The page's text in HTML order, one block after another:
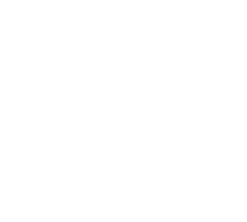
範囲」に記載されて
のではありません。
荷製品に未対応品が